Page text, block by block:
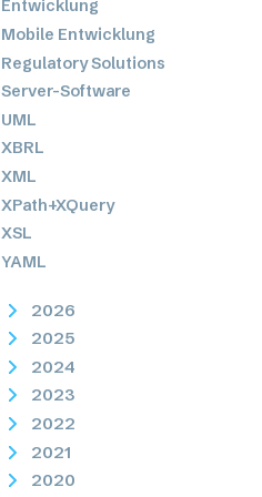
Entwicklung
Mobile Entwicklung
Regulatory Solutions
Server-Software
UML
XBRL
XML
XPath+XQuery
XSL
YAML
2026
2025
2024
2023
2022
2021
2020